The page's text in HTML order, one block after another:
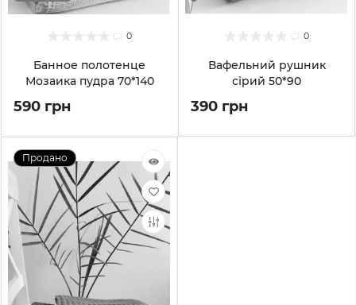
0
Банное полотенце
Мозаика пудра 70*140
590 грн
0
Вафельний рушник
сірий 50*90
390 грн
Продано